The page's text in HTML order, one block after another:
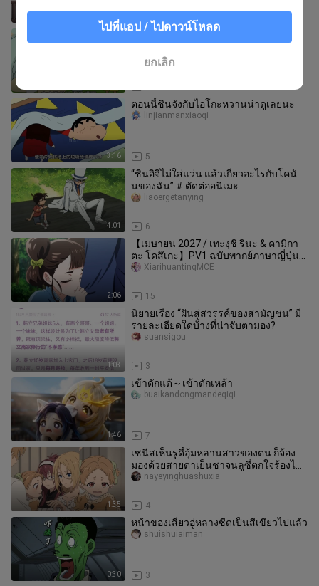
ชินจังจอมแก่นน่ารักมาแล้ว
eka_silicon_03_01
3:16
ตอนนี้ชินจังกับไอโกะหวานน่าดูเลยนะ
5
linjianmanxiaoqi
4:01
“ชินอิจิไม่ใส่แว่น แล้วเกี่ยวอะไรกับโคนั
นของฉัน” # ตัดต่ออนิเมะ
6
liaoergetanying
2:06
【เมษายน 2027 / เทะงุชิ รินะ & คามิกา
ตะ โคสึเกะ】PV1 ฉบับพากย์ภาษาญี่ปุ่น
ของ “ซ่างซ่าน” 【ทีมแปลภาษาจีน
15
XiarihuantingMCE
1:03
นิยายเรื่อง “ฝันสู่สวรรค์ของสามัญชน” มี
รายละเอียดใดบ้างที่น่าจับตามอง?
3
suansigou
1:46
เข้าดักแด้～เข้าดักเหล้า
7
buaikandongmandeqiqi
1:35
เซนีสเห็นรูดี้อุ้มหลานสาวของตน ก็จ้อง
มองด้วยสายตาเย็นชาจนลูซี่ตกใจร้องไห้
พอรู้ความจริงว่าที่แท้ลูกส
4
nayeyinghuashuxia
0:30
หน้าของเสี่ยวอู่หลางซีดเป็นสีเขียวไปแล้ว
3
shuishuiaiman
ไปที่แอป / ไปดาวน์โหลด
ยกเลิก